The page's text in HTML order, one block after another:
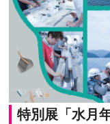
特別展「水月